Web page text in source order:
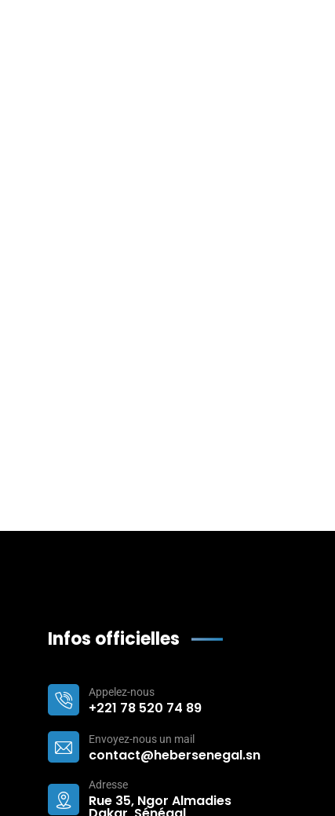
Infos officielles
Appelez-nous
+221 78 520 74 89
Envoyez-nous un mail
contact@hebersenegal.sn
Adresse
Rue 35, Ngor Almadies